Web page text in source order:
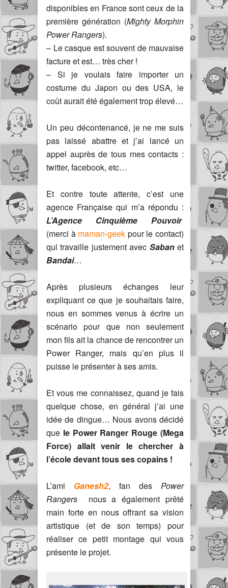
disponibles en France sont ceux de la
première génération (Mighty Morphin
Power Rangers).
– Le casque est souvent de mauvaise
facture et est… très cher !
– Si je voulais faire importer un
costume du Japon ou des USA, le
coût aurait été également trop élevé…
Un peu décontenancé, je ne me suis
pas laissé abattre et j’ai lancé un
appel auprès de tous mes contacts :
twitter, facebook, etc…
Et contre toute attente, c’est une
agence Française qui m’a répondu :
L’Agence Cinquième Pouvoir
(merci à maman-geek pour le contact)
qui travaille justement avec Saban et
Bandai…
Après plusieurs échanges leur
expliquant ce que je souhaitais faire,
nous en sommes venus à écrire un
scénario pour que non seulement
mon fils ait la chance de rencontrer un
Power Ranger, mais qu’en plus il
puisse le présenter à ses amis.
Et vous me connaissez, quand je fais
quelque chose, en général j’ai une
idée de dingue… Nous avons décidé
que le Power Ranger Rouge (Mega
Force) allait venir le chercher à
l’école devant tous ses copains !
L’ami Ganesh2, fan des Power
Rangers nous a également prêté
main forte en nous offrant sa vision
artistique (et de son temps) pour
réaliser ce petit montage qui vous
présente le projet.